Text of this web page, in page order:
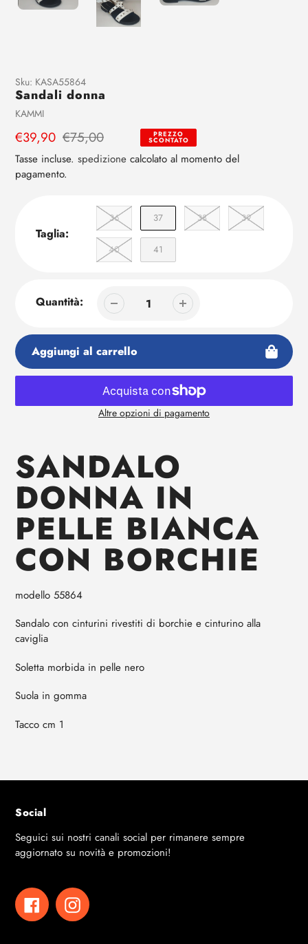
Aggiunta
di
prodotto
tuo
carrello
Sku: KASA55864
Sandali donna
Venditrice
KAMMI
Prezzo
di
vendita
€39,90
Prezzo
regolare
€75,00 PREZZO
SCONTATO
Tasse incluse. spedizione calcolato al momento del
pagamento.
Taglia:
36 37 38 39
40 41
Quantità:
Aggiungi al carrello
Altre opzioni di pagamento
prodotto
al
tuo
carrello
SANDALO
DONNA IN
PELLE BIANCA
CON BORCHIE
modello 55864
Sandalo con cinturini rivestiti di borchie e cinturino alla
caviglia
Soletta morbida in pelle nero
Suola in gomma
Tacco cm 1
Social
Seguici sui nostri canali social per rimanere sempre
aggiornato su novità e promozioni!
FacebookInstagram